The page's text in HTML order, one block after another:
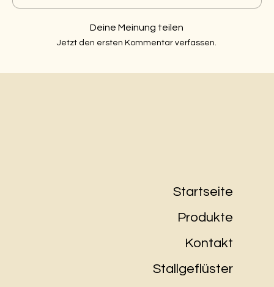
Deine Meinung teilen
Jetzt den ersten Kommentar verfassen.
Startseite
Produkte
Kontakt
Stallgeflüster